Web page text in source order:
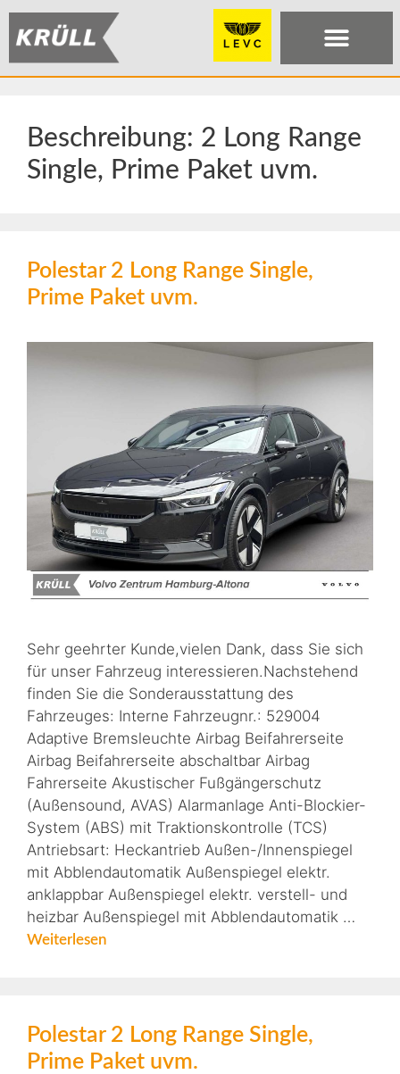
Beschreibung: 2 Long Range
Single, Prime Paket uvm.
Polestar 2 Long Range Single,
Prime Paket uvm.
Sehr geehrter Kunde,vielen Dank, dass Sie sich
für unser Fahrzeug interessieren.Nachstehend
finden Sie die Sonderausstattung des
Fahrzeuges: Interne Fahrzeugnr.: 529004
Adaptive Bremsleuchte Airbag Beifahrerseite
Airbag Beifahrerseite abschaltbar Airbag
Fahrerseite Akustischer Fußgängerschutz
(Außensound, AVAS) Alarmanlage Anti-Blockier-
System (ABS) mit Traktionskontrolle (TCS)
Antriebsart: Heckantrieb Außen-/Innenspiegel
mit Abblendautomatik Außenspiegel elektr.
anklappbar Außenspiegel elektr. verstell- und
heizbar Außenspiegel mit Abblendautomatik …
Weiterlesen
Polestar 2 Long Range Single,
Prime Paket uvm.